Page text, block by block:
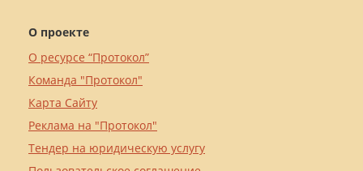
О проекте
О ресурсе “Протокол”
Команда "Протокол"
Карта Сайту
Реклама на "Протокол"
Тендер на юридическую услугу